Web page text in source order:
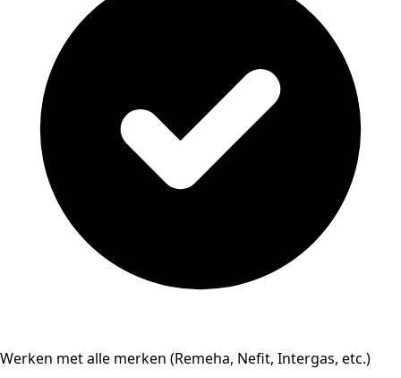
Werken met alle merken (Remeha, Nefit, Intergas, etc.)